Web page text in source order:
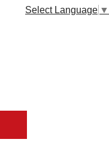
Select Language ▼